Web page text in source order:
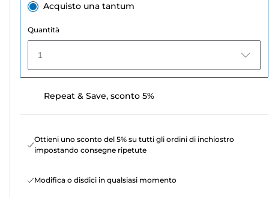
Acquisto una tantum
Quantità
1
Repeat & Save, sconto 5%
Ottieni uno sconto del 5% su tutti gli ordini di inchiostro
impostando consegne ripetute
Modifica o disdici in qualsiasi momento